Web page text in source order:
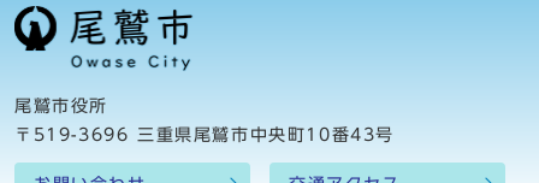
尾鷲市役所
〒519-3696 三重県尾鷲市中央町10番43号